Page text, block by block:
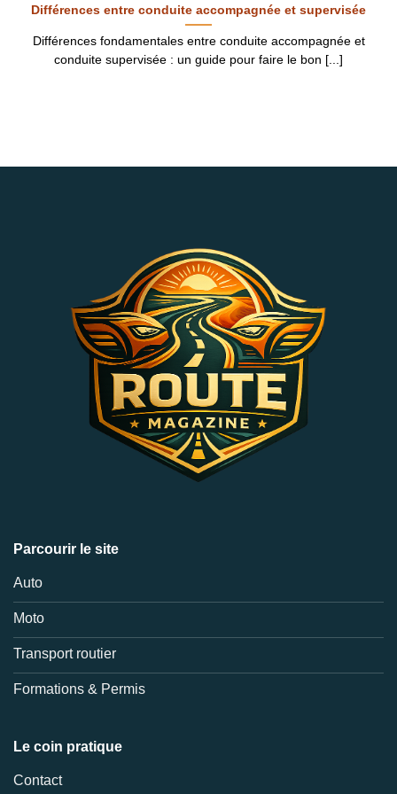
Différences entre conduite accompagnée et supervisée
Différences fondamentales entre conduite accompagnée et
conduite supervisée : un guide pour faire le bon [...]
Parcourir le site
Auto
Moto
Transport routier
Formations & Permis
Le coin pratique
Contact